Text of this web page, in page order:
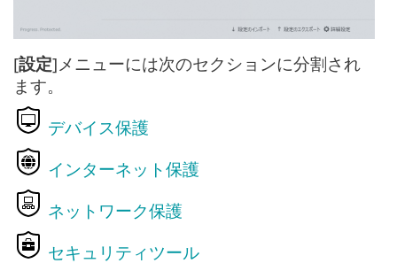
[設定]メニューには次のセクションに分割され
ます。
デバイス保護
インターネット保護
ネットワーク保護
セキュリティツール